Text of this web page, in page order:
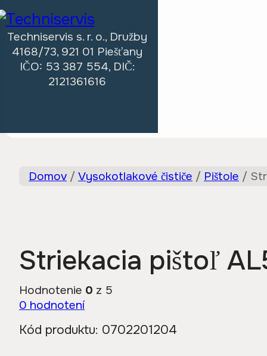
Techniservis s. r. o., Družby
4168/73, 921 01 Piešťany
IČO: 53 387 554, DIČ:
2121361616
Domov / Vysokotlakové čističe / Pištole /
Striekacia pištoľ
Hodnotenie 0 z 5
0 hodnotení
Kód produktu: 0702201204